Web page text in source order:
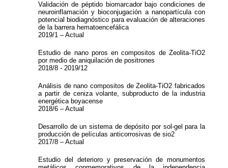
Validación de péptido biomarcador bajo condiciones de
neuroinflamación y bioconjugación a nanopartícula con
potencial biodiagnóstico para evaluación de alteraciones
de la barrera hematoencefálica
2019/1 – Actual
Estudio de nano poros en compositos de Zeolita-TiO2
por medio de aniquilación de positrones
2018/8 - 2019/12
Análisis de nano compositos de Zeolita-TiO2 fabricados
a partir de ceniza volante, subproducto de la industria
energética boyacense
2018/6 – Actual
Desarrollo de un sistema de depósito por sol-gel para la
producción de películas anticorrosivas de sio2
2017/8 – Actual
Estudio del deterioro y preservación de monumentos